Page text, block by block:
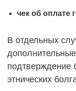
чек об оплате
В отдельных
подтверждение
этнических